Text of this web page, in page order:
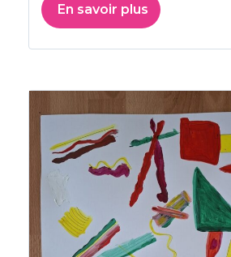
En savoir plus